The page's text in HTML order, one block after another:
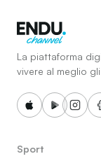
La piattaforma
vivere al meglio
Sport